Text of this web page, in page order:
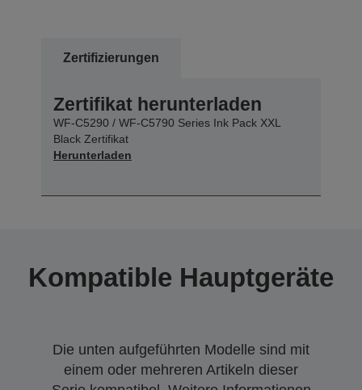
Zertifizierungen
Zertifikat herunterladen
WF-C5290 / WF-C5790 Series Ink Pack XXL
Black Zertifikat
Herunterladen
Kompatible Hauptgeräte
Die unten aufgeführten Modelle sind mit
einem oder mehreren Artikeln dieser